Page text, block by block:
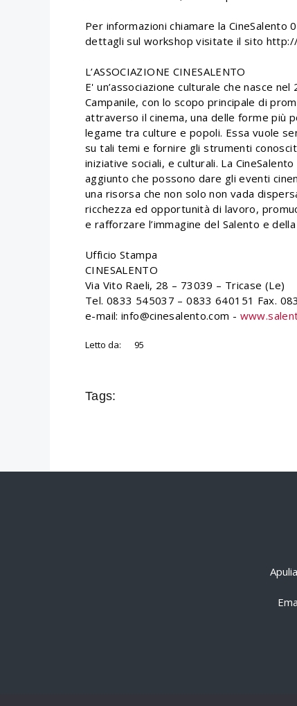
Per informazioni chiamare la CineSalento
dettagli sul workshop visitate il sito
L’ASSOCIAZIONE CINESALENTO
E' un’associazione culturale che nasce
Campanile, con lo scopo principale di
attraverso il cinema, una delle forme più
legame tra culture e popoli. Essa vuole
su tali temi e fornire gli strumenti
iniziative sociali, e culturali. La
aggiunto che possono dare gli eventi
una risorsa che non solo non vada
ricchezza ed opportunità di lavoro,
e rafforzare l’immagine del Salento e
Ufficio Stampa
CINESALENTO
Via Vito Raeli, 28 – 73039 – Tricase (Le)
Tel. 0833 545037 – 0833 640151 Fax.
e-mail: info@cinesalento.com -
Letto da: 95
Tags: